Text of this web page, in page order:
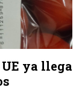
ya llega